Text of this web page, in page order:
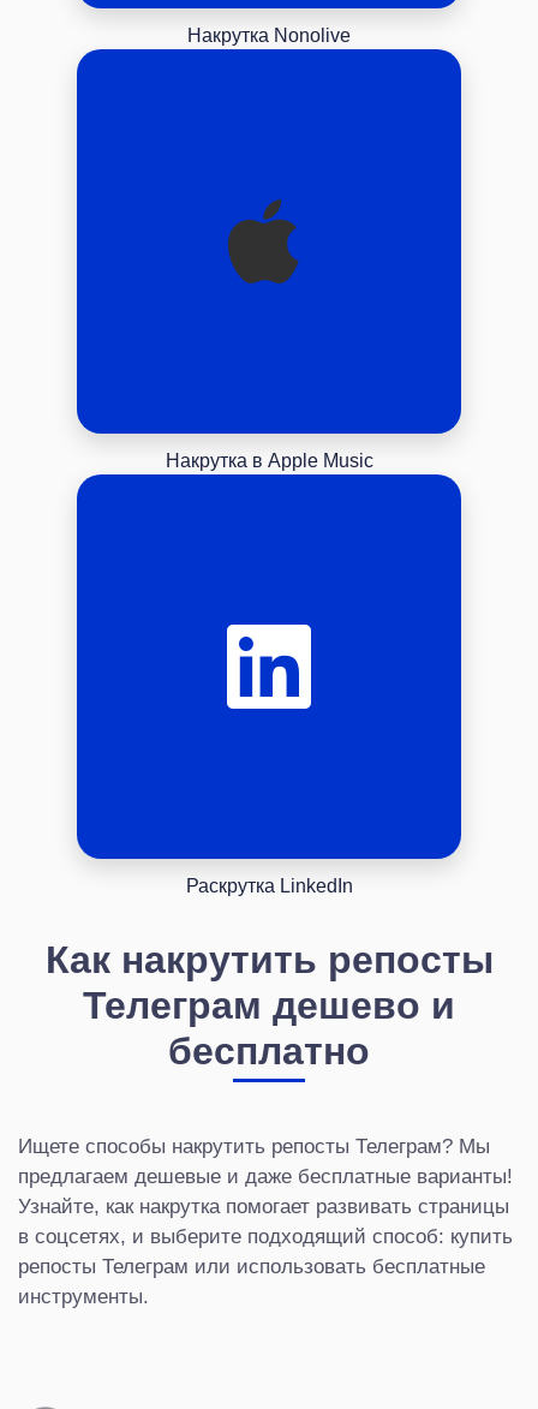
Накрутка Nonolive
Накрутка в Apple Music
Раскрутка LinkedIn
Как накрутить репосты
Телеграм дешево и
бесплатно
Ищете способы накрутить репосты Телеграм? Мы
предлагаем дешевые и даже бесплатные варианты!
Узнайте, как накрутка помогает развивать страницы
в соцсетях, и выберите подходящий способ: купить
репосты Телеграм или использовать бесплатные
инструменты.